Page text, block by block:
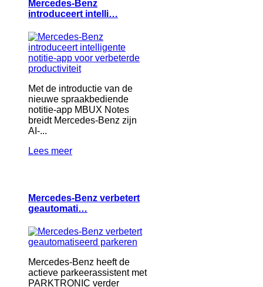
Mercedes-Benz
introduceert intelli…
Met de introductie van de
nieuwe spraakbediende
notitie-app MBUX Notes
breidt Mercedes-Benz zijn
AI-...
Lees meer
Mercedes-Benz verbetert
geautomati…
Mercedes-Benz heeft de
actieve parkeerassistent met
PARKTRONIC verder